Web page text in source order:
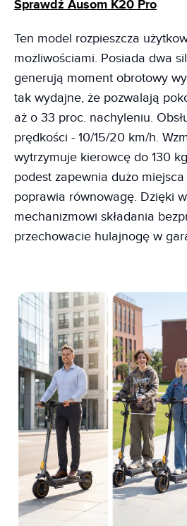
Sprawdź Ausom K20 Pro
Ten model rozpieszcza
możliwościami. Posiada dwa
generują moment obrotowy
tak wydajne, że pozwalają
aż o 33 proc. nachyleniu.
prędkości - 10/15/20 km/h.
wytrzymuje kierowcę do 130
podest zapewnia dużo
poprawia równowagę. Dzięki
mechanizmowi składania
przechowacie hulajnogę w